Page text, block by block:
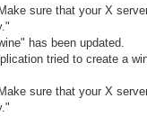
sure that your X
has been updated.
tried to create a
sure that your X